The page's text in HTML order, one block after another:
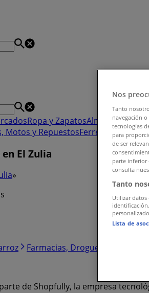
Ropa y ZapatosAlmacenes
Motos y RepuestosFerreterías y
El Zulia
»
Farmacias, Droguerías y Ópticas
de Shopfully, la empresa
Nos
Tanto
navegación
tecnologías
para
de ser
parte inferior
consulta
Tanto
Utilizar datos
Lista de